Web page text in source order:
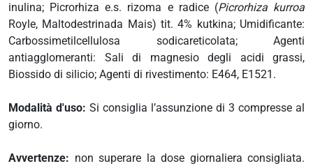
fisico
inulina; Picrorhiza e.s. rizoma e radice (Picrorhiza kurroa
Royle, Maltodestrinada Mais) tit. 4% kutkina; Umidificante:
Carbossimetilcellulosa sodicareticolata; Agenti
antiagglomeranti: Sali di magnesio degli acidi grassi,
Biossido di silicio; Agenti di rivestimento: E464, E1521.
Modalità d'uso: Si consiglia l’assunzione di 3 compresse al
giorno.
Avvertenze: non superare la dose giornaliera consigliata.